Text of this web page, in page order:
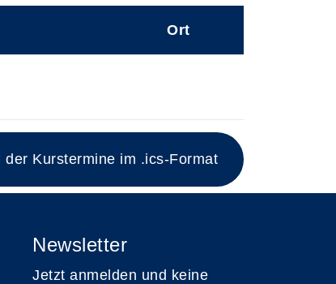
Ort
der Kurstermine im .ics-Format
Newsletter
Jetzt anmelden und keine